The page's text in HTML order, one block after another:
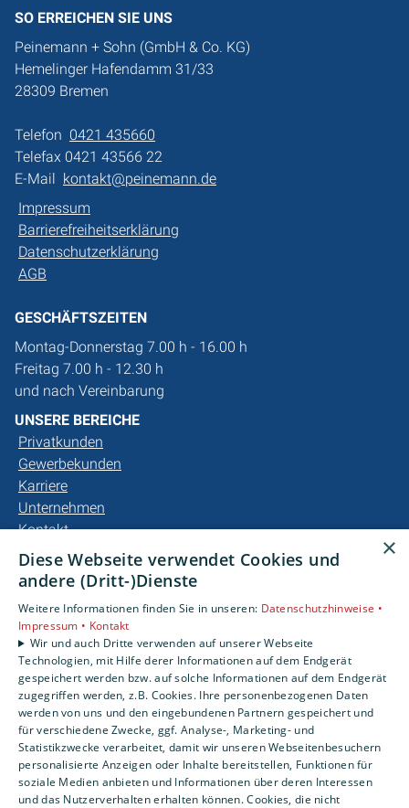
SO ERREICHEN SIE UNS
Peinemann + Sohn (GmbH & Co. KG)
Hemelinger Hafendamm 31/33
28309 Bremen
Telefon 0421 435660
Telefax 0421 43566 22
E-Mail
kontakt@peinemann.de
Impressum
Barrierefreiheitserklärung
Datenschutzerklärung
AGB
GESCHÄFTSZEITEN
Montag-Donnerstag 7.00 h - 16.00 h
Freitag 7.00 h - 12.30 h
und nach Vereinbarung
UNSERE BEREICHE
Privatkunden
Gewerbekunden
Karriere
Unternehmen
Kontakt
×
Diese Webseite verwendet Cookies und
andere (Dritt-)Dienste
Weitere Informationen finden Sie in unseren: Datenschutzhinweise •
Impressum • Kontakt
Wir und auch Dritte verwenden auf unserer Webseite
Technologien, mit Hilfe derer Informationen auf dem Endgerät
gespeichert werden bzw. auf solche Informationen auf dem Endgerät
zugegriffen werden, z.B. Cookies. Ihre personenbezogenen Daten
werden von uns und den eingebundenen Partnern gespeichert und
für verschiedene Zwecke, ggf. Analyse-, Marketing- und
Statistikzwecke verarbeitet, damit wir unseren Webseitenbesuchern
personalisierte Anzeigen oder Inhalte bereitstellen, Funktionen für
soziale Medien anbieten und Informationen über deren Interessen
und das Nutzerverhalten erhalten können. Cookies, die nicht